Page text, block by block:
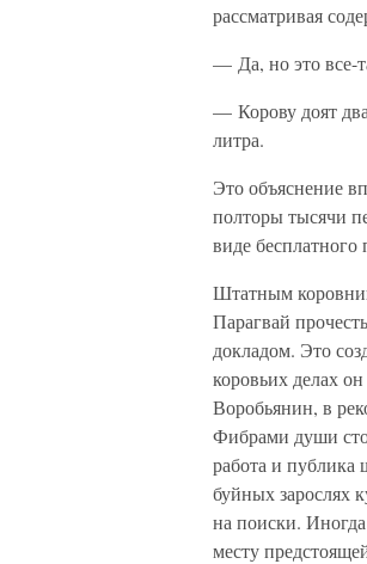
рассматривая
— Да, но это все-
— Корову доят
литра.
Это объяснение
полторы тысячи
виде
Штатным
Парагвай
докладом. Это
коровьих делах
Воробьянин, в
Фибрами души
работа и публика
буйных зарослях
на поиски.
месту